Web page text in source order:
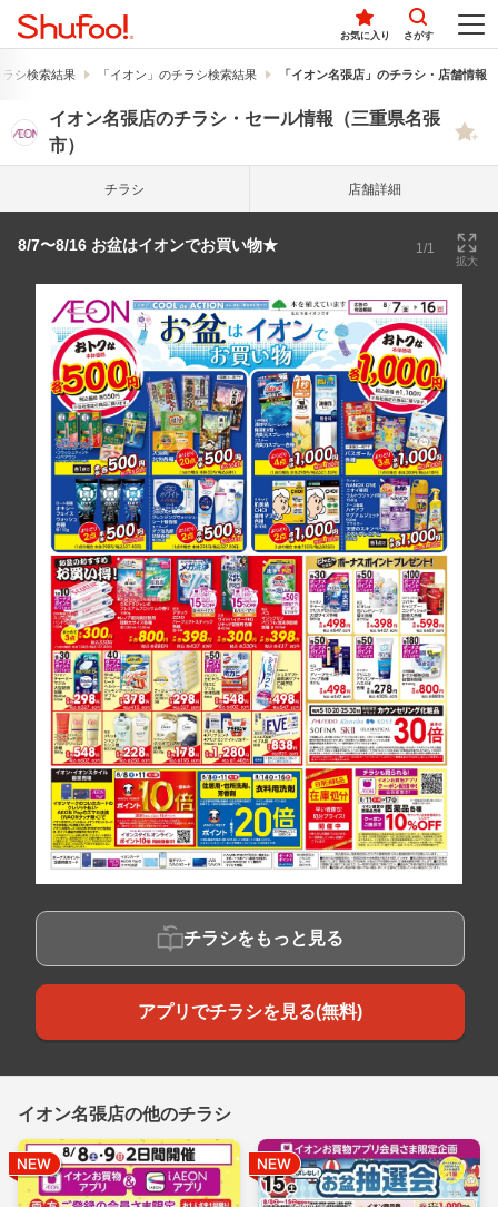
お気に入り さがす
シ検索結果 「イオン」のチラシ検索結果 「イオン名張店」のチラシ・店舗情報
イオン名張店のチラシ・セール情報（三重県名張
市）
チラシ 店舗詳細
8/7〜8/16 お盆はイオンでお買い物★ 1/1
拡大
チラシをもっと見る
アプリでチラシを見る(無料)
イオン名張店の他のチラシ